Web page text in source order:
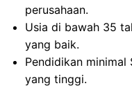
perusahaan.
Usia di bawah 35
yang baik.
Pendidikan minimal
yang tinggi.